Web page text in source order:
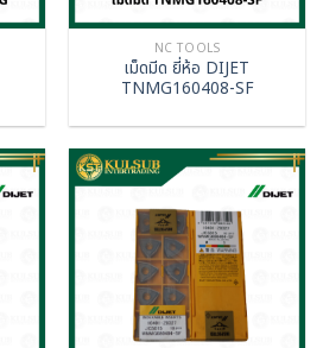
NC TOOLS
เม็ดมีด ยี่ห้อ DIJET
TNMG160408-SF